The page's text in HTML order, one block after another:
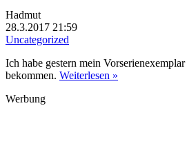
Hadmut
28.3.2017 21:59
Uncategorized
Ich habe gestern mein Vorserienexemplar
bekommen. Weiterlesen »
Werbung